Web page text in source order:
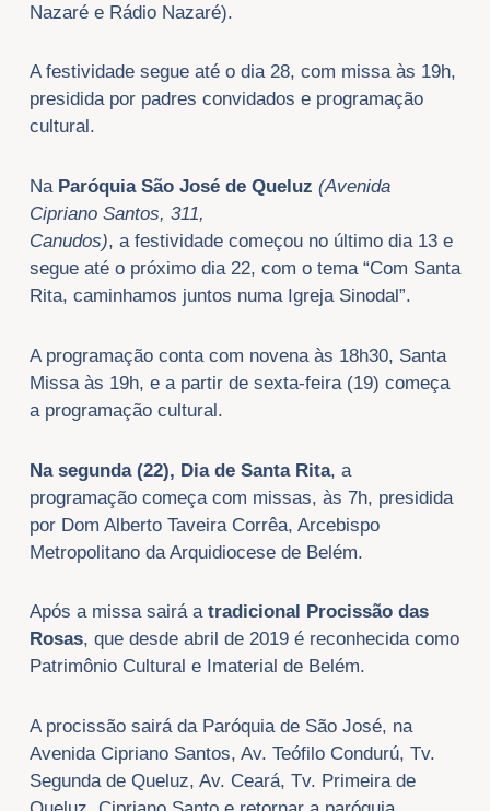
Nazaré e Rádio Nazaré).
A festividade segue até o dia 28, com missa às 19h,
presidida por padres convidados e programação
cultural.
Na Paróquia São José de Queluz (Avenida
Cipriano Santos, 311,
Canudos), a festividade começou no último dia 13 e
segue até o próximo dia 22, com o tema “Com Santa
Rita, caminhamos juntos numa Igreja Sinodal”.
A programação conta com novena às 18h30, Santa
Missa às 19h, e a partir de sexta-feira (19) começa
a programação cultural.
Na segunda (22), Dia de Santa Rita, a
programação começa com missas, às 7h, presidida
por Dom Alberto Taveira Corrêa, Arcebispo
Metropolitano da Arquidiocese de Belém.
Após a missa sairá a tradicional Procissão das
Rosas, que desde abril de 2019 é reconhecida como
Patrimônio Cultural e Imaterial de Belém.
A procissão sairá da Paróquia de São José, na
Avenida Cipriano Santos, Av. Teófilo Condurú, Tv.
Segunda de Queluz, Av. Ceará, Tv. Primeira de